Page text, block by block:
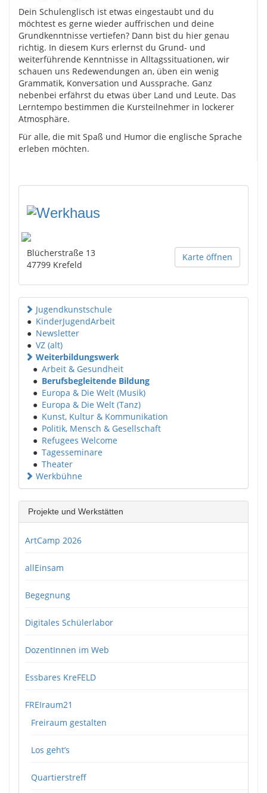
Dein Schulenglisch ist etwas eingestaubt und du
möchtest es gerne wieder auffrischen und deine
Grundkenntnisse vertiefen? Dann bist du hier genau
richtig. In diesem Kurs erlernst du Grund- und
weiterführende Kenntnisse in Alltagssituationen, wir
schauen uns Redewendungen an, üben ein wenig
Grammatik, Konversation und Aussprache. Ganz
nebenbei erfährst du etwas über Land und Leute. Das
Lerntempo bestimmen die Kursteilnehmer in lockerer
Atmosphäre.
Für alle, die mit Spaß und Humor die englische Sprache
erleben möchten.
Karte öffnen
Blücherstraße 13
47799 Krefeld
Jugendkunstschule
● KinderJugendArbeit
● Newsletter
● VZ (alt)
Weiterbildungswerk
● Arbeit & Gesundheit
● Berufsbegleitende Bildung
● Europa & Die Welt (Musik)
● Europa & Die Welt (Tanz)
● Kunst, Kultur & Kommunikation
● Politik, Mensch & Gesellschaft
● Refugees Welcome
● Tagesseminare
● Theater
Werkbühne
Projekte und Werkstätten
ArtCamp 2026
allEinsam
Begegnung
Digitales Schülerlabor
DozentInnen im Web
Essbares KreFELD
FREIraum21
Freiraum gestalten
Los geht’s
Quartierstreff